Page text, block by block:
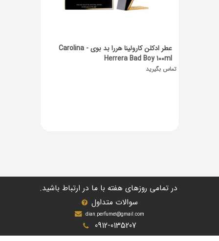
عطر ادکلن کارولینا هررا بد بوی - Carolina
Herrera Bad Boy 100ml
تماس بگیرید
در تمامی روزهای هفته با ما در ارتباط باشید.
سوالات متداول
dian.perfume1@gmail.com
0912-0135207